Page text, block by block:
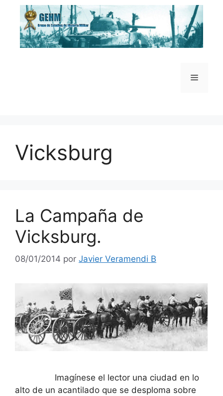
Saltar
contenido
Menú
Vicksburg
La Campaña de
Vicksburg.
08/01/2014 por Javier Veramendi B
Imagínese el lector una ciudad en lo
alto de un acantilado que se desploma sobre